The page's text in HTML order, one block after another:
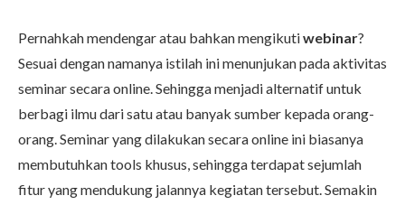
Pernahkah mendengar atau bahkan mengikutiwebinar?
Sesuai dengan namanya istilah ini menunjukan pada aktivitas
seminar secara online. Sehingga menjadi alternatif untuk
berbagi ilmu dari satu atau banyak sumber kepada orang-
orang. Seminar yang dilakukan secara online ini biasanya
membutuhkan tools khusus, sehingga terdapat sejumlah
fitur yang mendukung jalannya kegiatan tersebut. Semakin